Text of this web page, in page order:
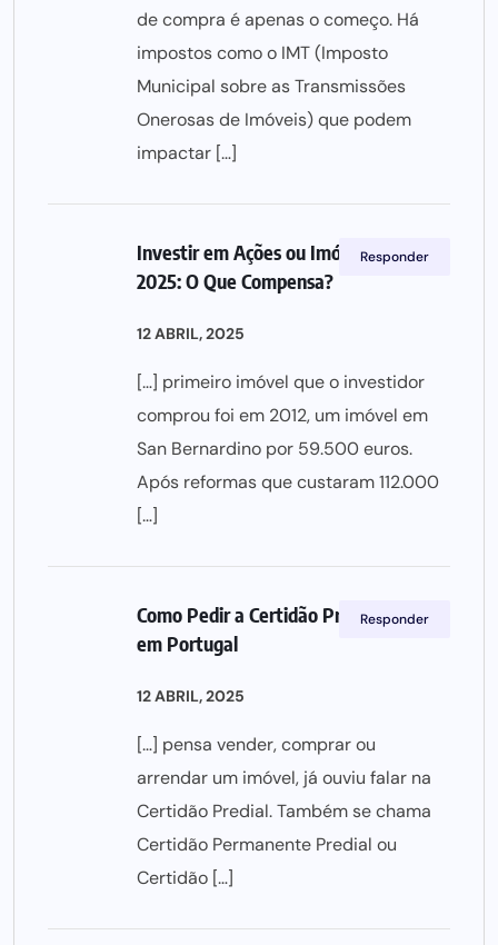
de compra é apenas o começo. Há
impostos como o IMT (Imposto
Municipal sobre as Transmissões
Onerosas de Imóveis) que podem
impactar […]
Investir em Ações ou Imóveis em
2025: O Que Compensa?
12 ABRIL, 2025
[…] primeiro imóvel que o investidor
comprou foi em 2012, um imóvel em
San Bernardino por 59.500 euros.
Após reformas que custaram 112.000
[…]
Responder
Como Pedir a Certidão Predial Online
em Portugal
12 ABRIL, 2025
[…] pensa vender, comprar ou
arrendar um imóvel, já ouviu falar na
Certidão Predial. Também se chama
Certidão Permanente Predial ou
Certidão […]
Responder